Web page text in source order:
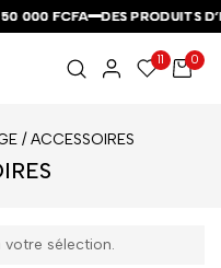
000 FCFA DES PRODUITS
000 FCFA DES PRODUITS
000 FCFA DES PRODUITS
11 0
/ ACCESSOIRES
sélection.